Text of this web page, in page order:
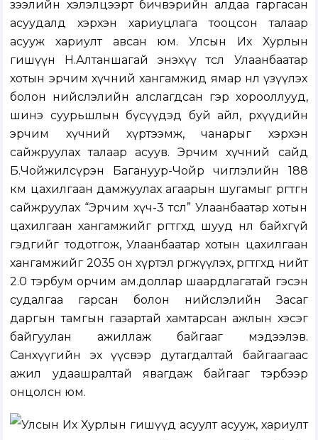
зээлийн хэлэлцээрт бичвэрийн алдаа гаргасан
асуудалд хэрхэн хариуцлага тооцсон талаар
асууж хариулт авсан юм. Улсын Их Хурлын
гишүүн Н.Алтаншагай энэхүү төсөл Улаанбаатар
хотын эрчим хүчний хангамжид ямар нөлөө үзүүлэх
болон нийслэлийн алслагдсан гэр хорооллууд,
шинэ суурьшлын бүсүүдэд буй айл, өрхүүдийн
эрчим хүчний хүртээмж, чанарыг хэрхэн
сайжруулах талаар асуув. Эрчим хүчний сайд
Б.Чойжилсүрэн Багануур-Чойр чиглэлийн 188
км цахилгаан дамжуулах агаарын шугамыг өргөтгөн
сайжруулах “Эрчим хүч-3 төсөл” Улаанбаатар хотын
цахилгаан хангамжийг өргөтгөхөд шууд нөлөө байхгүй
гэдгийг тодотгож, Улаанбаатар хотын цахилгаан
хангамжийг 2035 он хүртэл өргөжүүлэх, өргөтгөхөд нийт
2.0 тэрбум орчим ам.доллар шаардлагатай гэсэн
судалгаа гарсан болон нийслэлийн Засаг
даргын тамгын газартай хамтарсан ажлын хэсэг
байгуулан ажиллаж байгааг мэдээлэв.
Санхүүгийн эх үүсвэр дутагдалтай байгаагаас
ажил удаашралтай явагдаж байгааг тэрбээр
онцолсн юм.
Улсын Их Хурлын гишүүд асуулт асууж, хариулт